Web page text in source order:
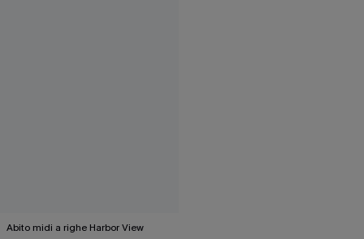
Abito midi a righe Harbor View